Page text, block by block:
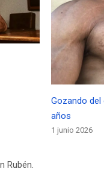
Gozando
años
1 junio 2026
Rubén.